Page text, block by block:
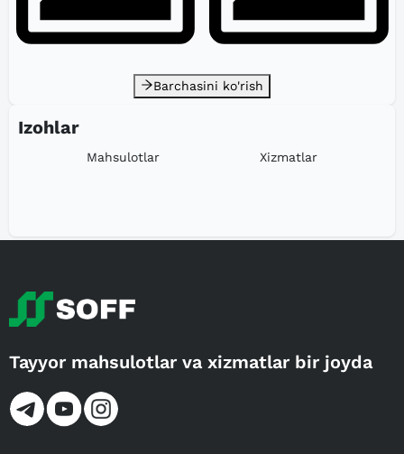
Barchasini ko'rish
Izohlar
Mahsulotlar Xizmatlar
Tayyor mahsulotlar va xizmatlar bir joyda